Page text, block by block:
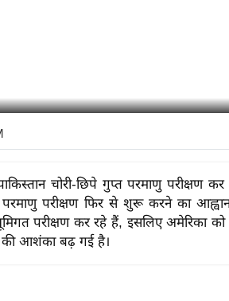
चोरी-छिपे गुप्त परमाणु परीक्षण
परीक्षण फिर से शुरू करने का आह्वान
परीक्षण कर रहे हैं, इसलिए अमेरिका को
की आशंका बढ़ गई है।